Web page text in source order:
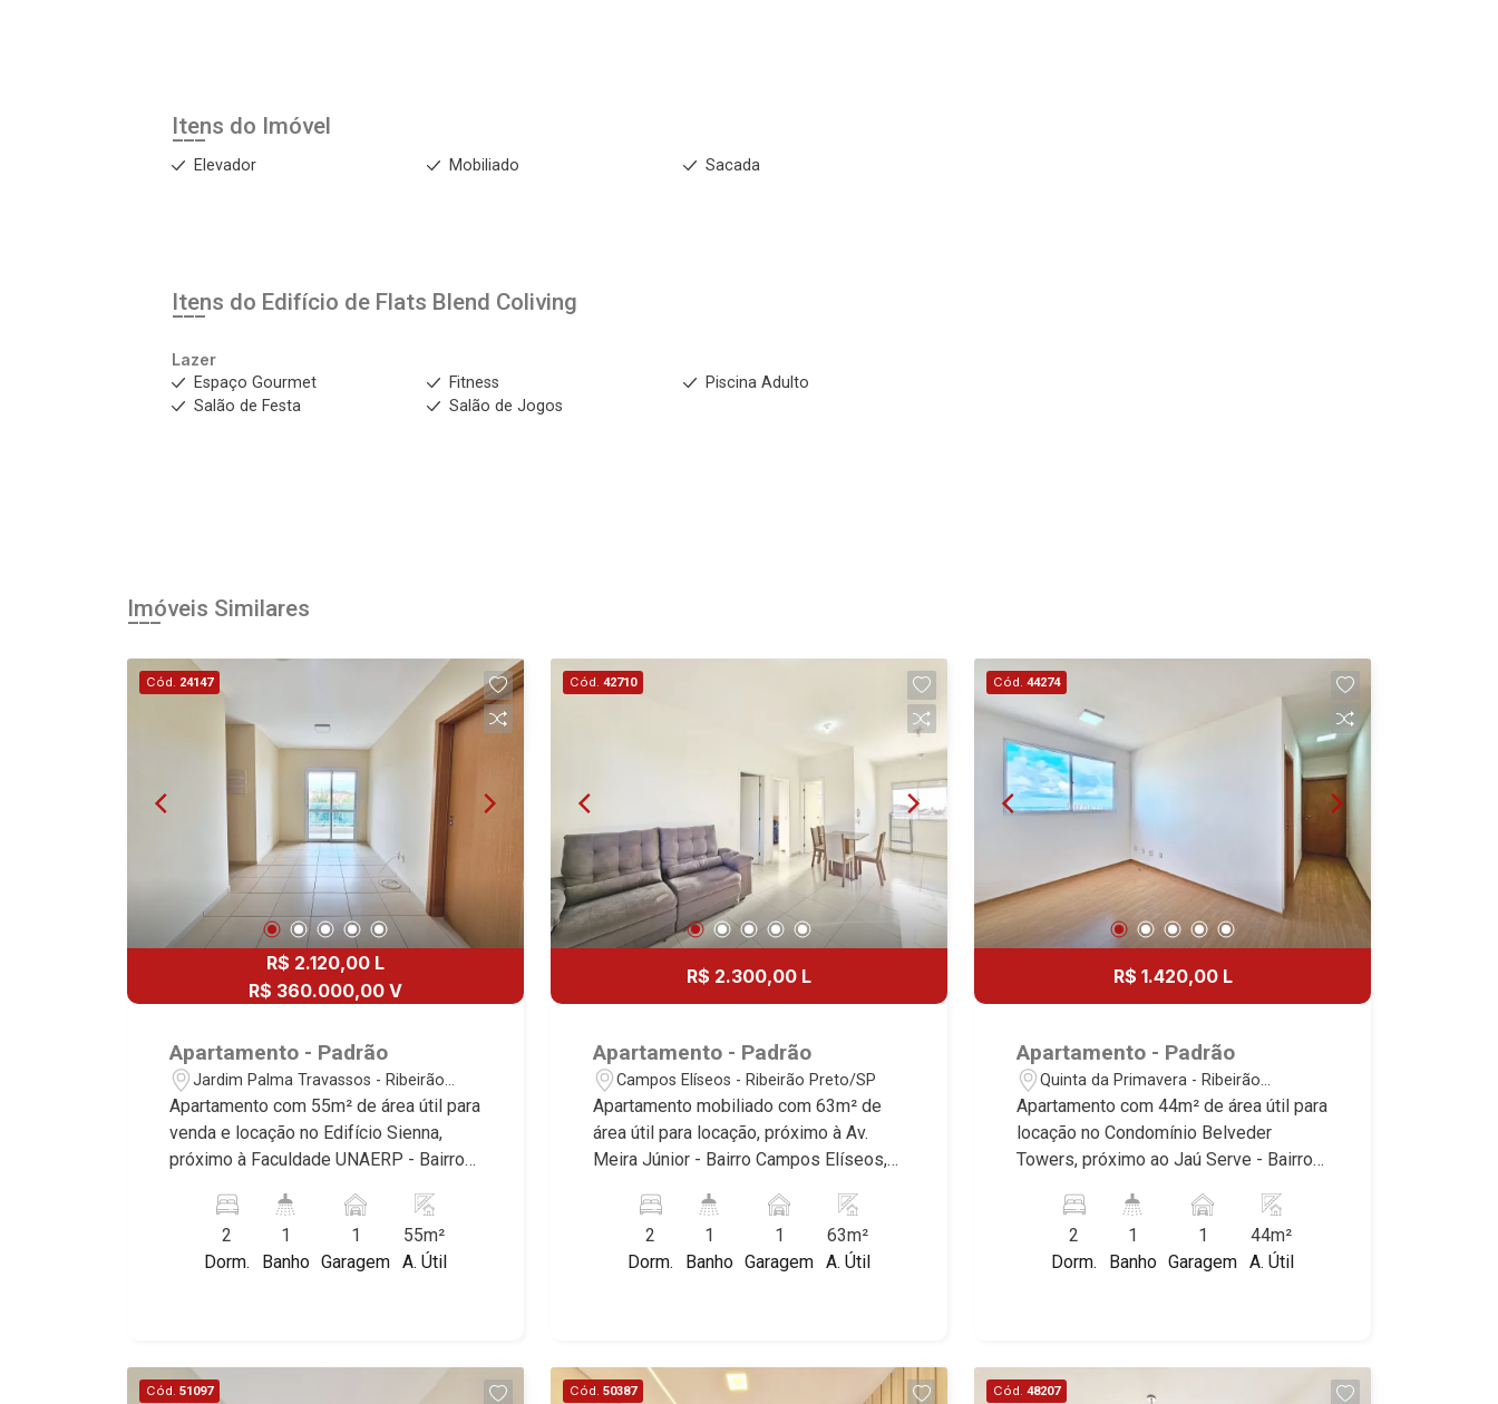
Itens do Imóvel
Elevador Mobiliado Sacada
Itens do Edifício de Flats Blend Coliving
Lazer
Espaço Gourmet
Fitness
Piscina Adulto
Salão de Festa
Salão de Jogos
Imóveis Similares
Cód. 24147
R$ 2.120,00 L
R$ 360.000,00 V
Apartamento - Padrão
Jardim Palma Travassos - Ribeirão
Preto/SP
Apartamento com 55m² de área útil para
venda e locação no Edifício Sienna,
próximo à Faculdade UNAERP - Bairro
Preto/SP. Conheça as características
deste imóvel que a Martinelli
Imobiliária selecionou para você: -
área de serviço planejada - Sacada - 1
2
Dorm.
1
Banho
1
Garagem
55m²
A. Útil
Cód. 42710
R$ 2.300,00 L
Apartamento - Padrão
Campos Elíseos - Ribeirão Preto/SP
Apartamento mobiliado com 63m² de
área útil para locação, próximo à Av.
Meira Júnior - Bairro Campos Elíseos,
características deste imóvel que a
Martinelli Imobiliária selecionou para
você: - 63m² de área útil - 2 dormitórios
Sacada - 1 vaga Martinelli Imobiliária -
2
Dorm.
1
Banho
1
Garagem
63m²
A. Útil
Cód. 44274
R$ 1.420,00 L
Apartamento - Padrão
Quinta da Primavera - Ribeirão
Preto/SP
Apartamento com 44m² de área útil para
locação no Condomínio Belveder
Towers, próximo ao Jaú Serve - Bairro
Conheça as características deste
imóvel que a Martinelli Imobiliária
selecionou para você: - 44m² de área
Imobiliária - excelência absoluta no
2
Dorm.
1
Banho
1
Garagem
44m²
A. Útil
Cód. 51097 Cód. 50387 Cód. 48207